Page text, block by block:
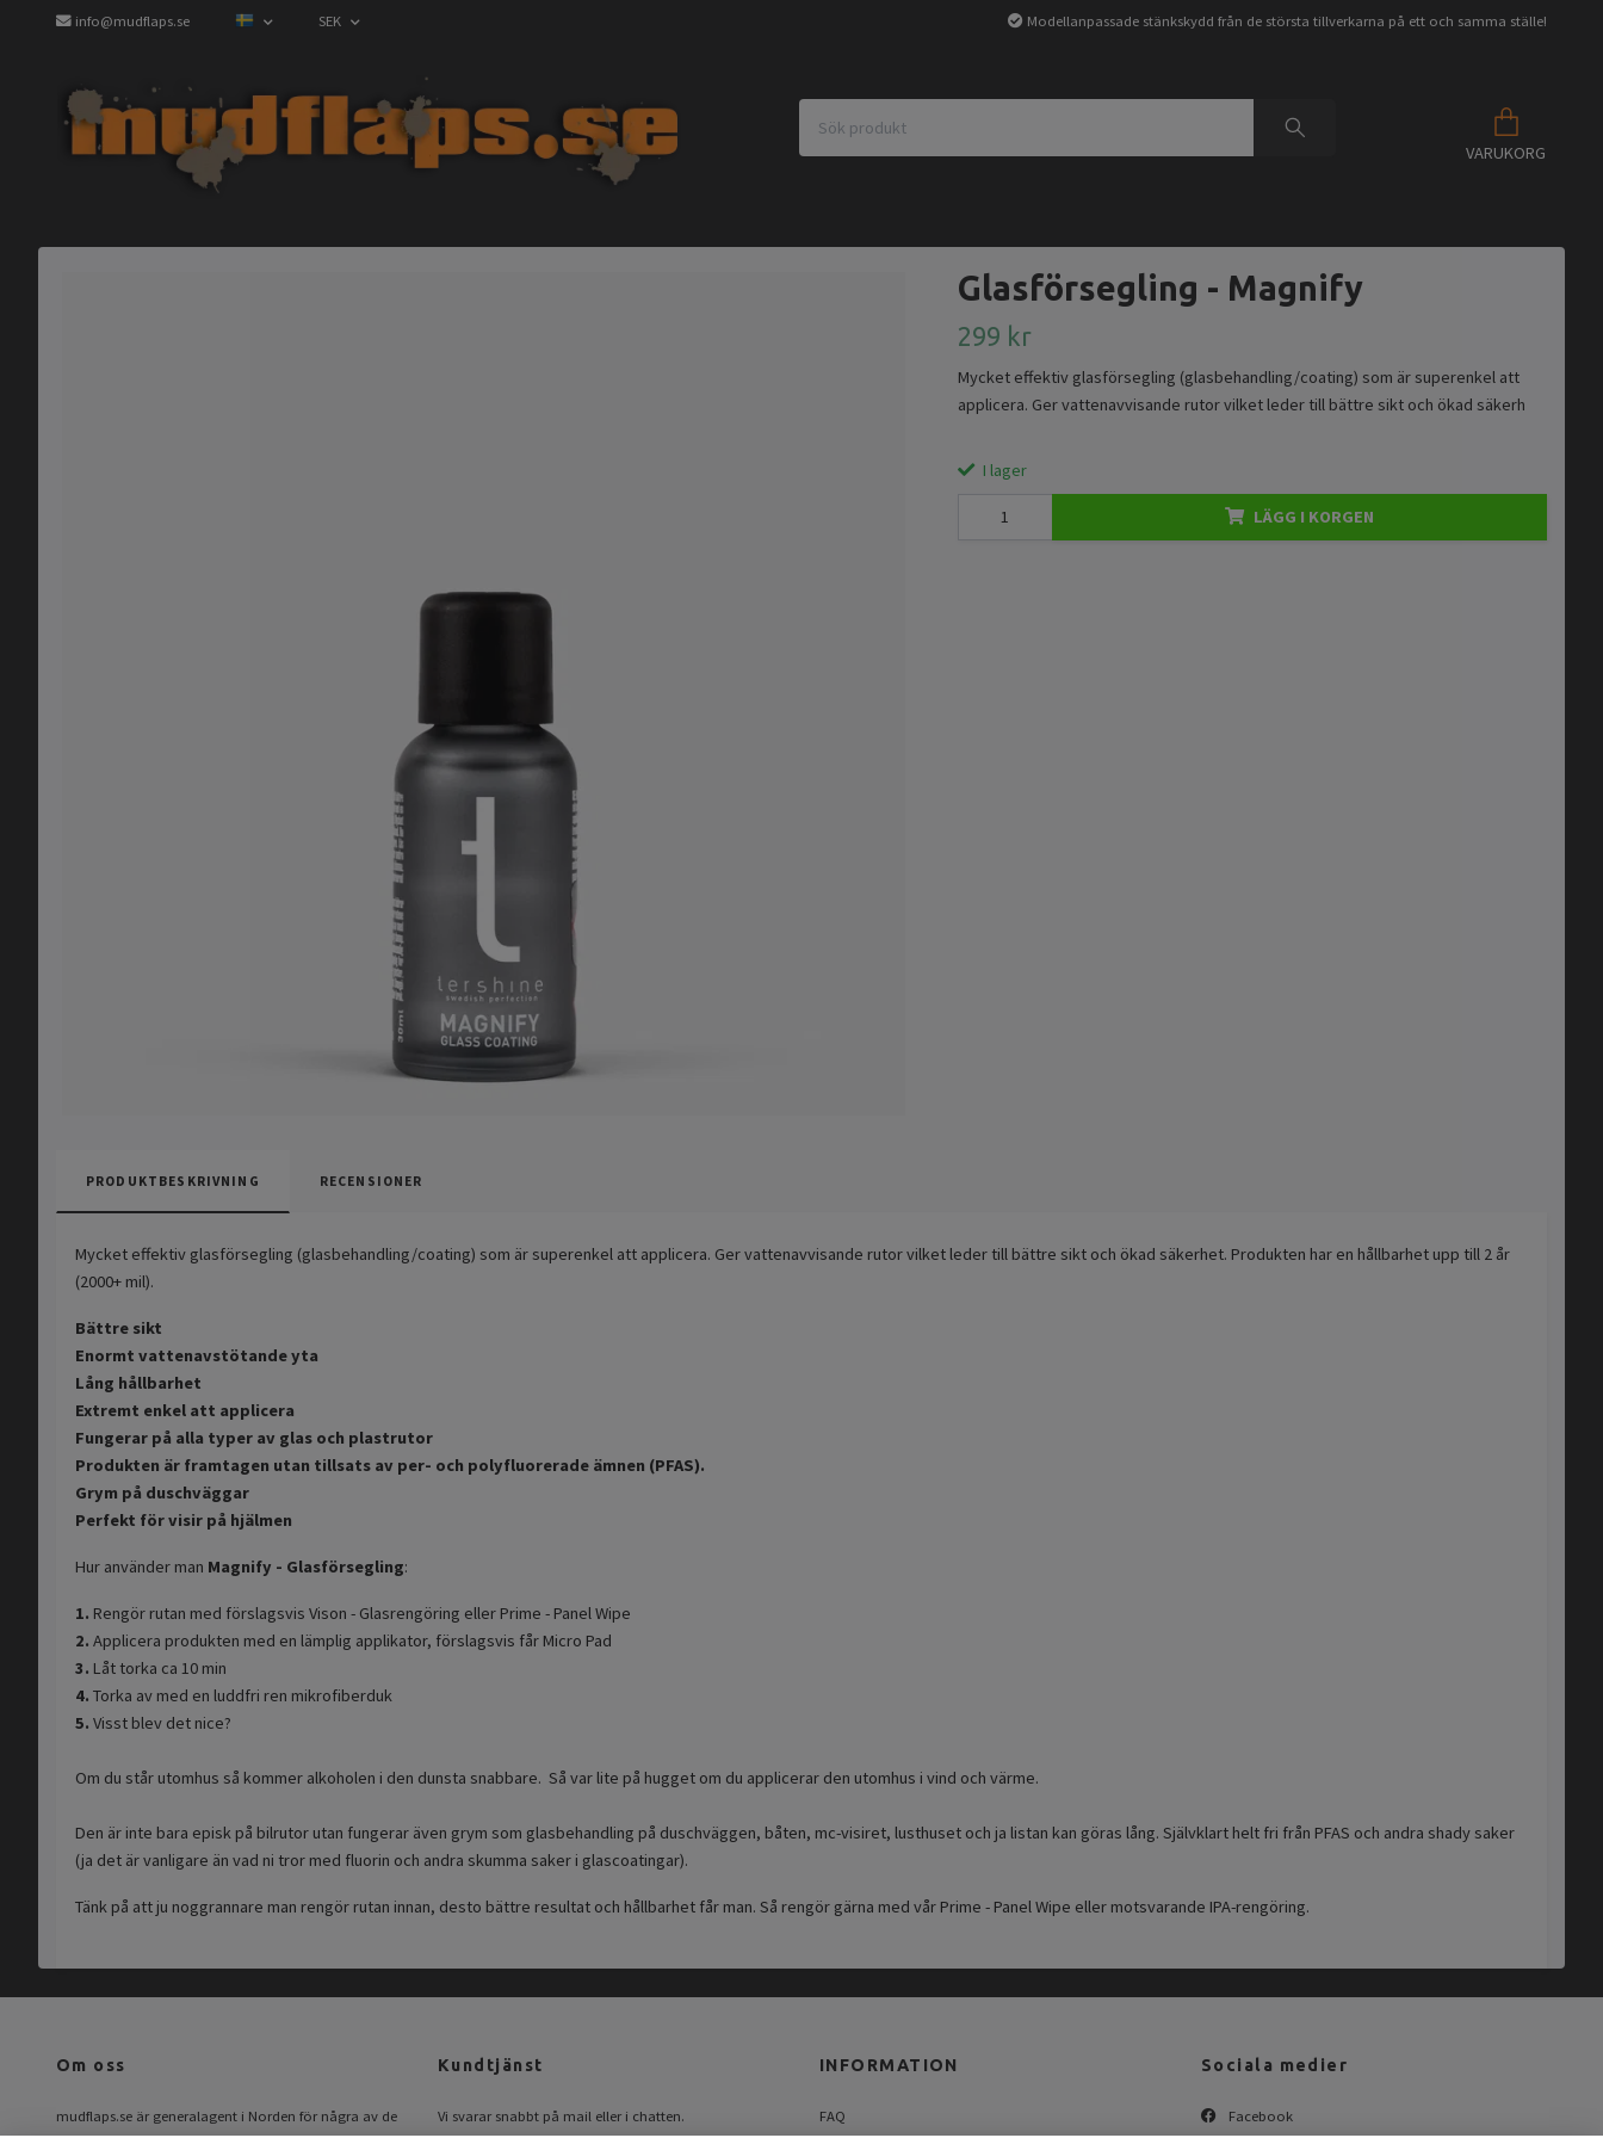
info@mudflaps.se SEK Modellanpassade stänkskydd från de största tillverkarna på ett och samma ställe!
VARUKORG
Glasförsegling - Magnify
299 kr
Mycket effektiv glasförsegling (glasbehandling/coating) som är superenkel att
applicera. Ger vattenavvisande rutor vilket leder till bättre sikt och ökad säkerh
I lager
LÄGG I KORGEN
PRODUKTBESKRIVNING RECENSIONER
Mycket effektiv glasförsegling (glasbehandling/coating) som är superenkel att applicera. Ger vattenavvisande rutor vilket leder till bättre sikt och ökad säkerhet. Produkten har en hållbarhet upp till 2 år
(2000+ mil).
Bättre sikt
Enormt vattenavstötande yta
Lång hållbarhet
Extremt enkel att applicera
Fungerar på alla typer av glas och plastrutor
Produkten är framtagen utan tillsats av per- och polyfluorerade ämnen (PFAS).
Grym på duschväggar
Perfekt för visir på hjälmen
Hur använder man Magnify - Glasförsegling:
1. Rengör rutan med förslagsvis Vison - Glasrengöring eller Prime - Panel Wipe
2. Applicera produkten med en lämplig applikator, förslagsvis får Micro Pad
3. Låt torka ca 10 min
4. Torka av med en luddfri ren mikrofiberduk
5. Visst blev det nice?
Om du står utomhus så kommer alkoholen i den dunsta snabbare. Så var lite på hugget om du applicerar den utomhus i vind och värme.
Den är inte bara episk på bilrutor utan fungerar även grym som glasbehandling på duschväggen, båten, mc-visiret, lusthuset och ja listan kan göras lång. Självklart helt fri från PFAS och andra shady saker
(ja det är vanligare än vad ni tror med fluorin och andra skumma saker i glascoatingar).
Tänk på att ju noggrannare man rengör rutan innan, desto bättre resultat och hållbarhet får man. Så rengör gärna med vår Prime - Panel Wipe eller motsvarande IPA-rengöring.
Om oss
mudflaps.se är generalagent i Norden för några av de
Kundtjänst
Vi svarar snabbt på mail eller i chatten.
INFORMATION
FAQ
Sociala medier
Facebook